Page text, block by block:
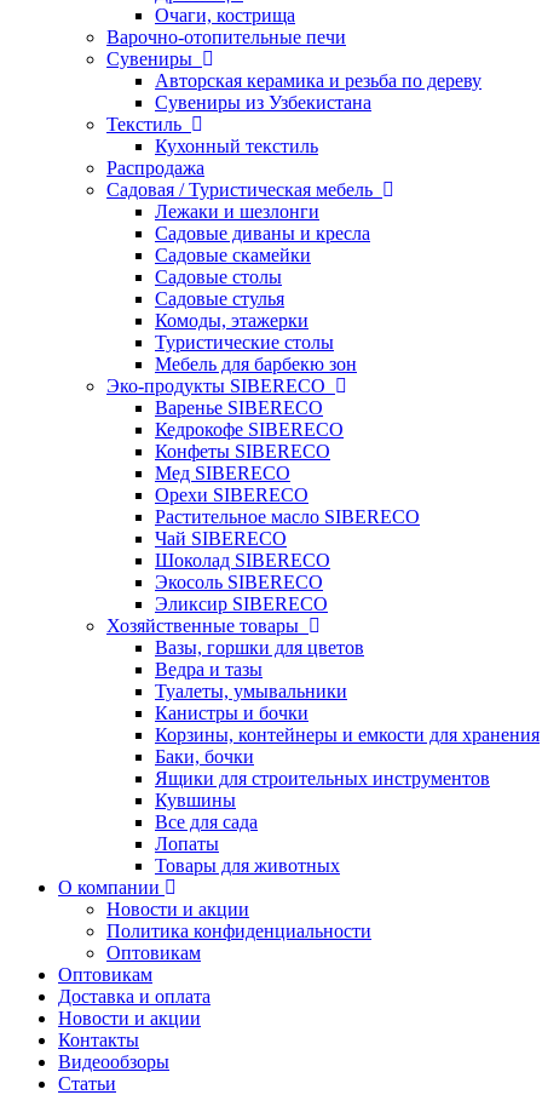
Очаги, кострища
Варочно-отопительные печи
Сувениры
Авторская керамика и резьба по дереву
Сувениры из Узбекистана
Текстиль
Кухонный текстиль
Распродажа
Садовая / Туристическая мебель
Лежаки и шезлонги
Садовые диваны и кресла
Садовые скамейки
Садовые столы
Садовые стулья
Комоды, этажерки
Туристические столы
Мебель для барбекю зон
Эко-продукты SIBERECO
Варенье SIBERECO
Кедрокофе SIBERECO
Конфеты SIBERECO
Мед SIBERECO
Орехи SIBERECO
Растительное масло SIBERECO
Чай SIBERECO
Шоколад SIBERECO
Экосоль SIBERECO
Эликсир SIBERECO
Хозяйственные товары
Вазы, горшки для цветов
Ведра и тазы
Туалеты, умывальники
Канистры и бочки
Корзины, контейнеры и емкости для хранения
Баки, бочки
Ящики для строительных инструментов
Кувшины
Все для сада
Лопаты
Товары для животных
О компании
Новости и акции
Политика конфиденциальности
Оптовикам
Оптовикам
Доставка и оплата
Новости и акции
Контакты
Видеообзоры
Статьи